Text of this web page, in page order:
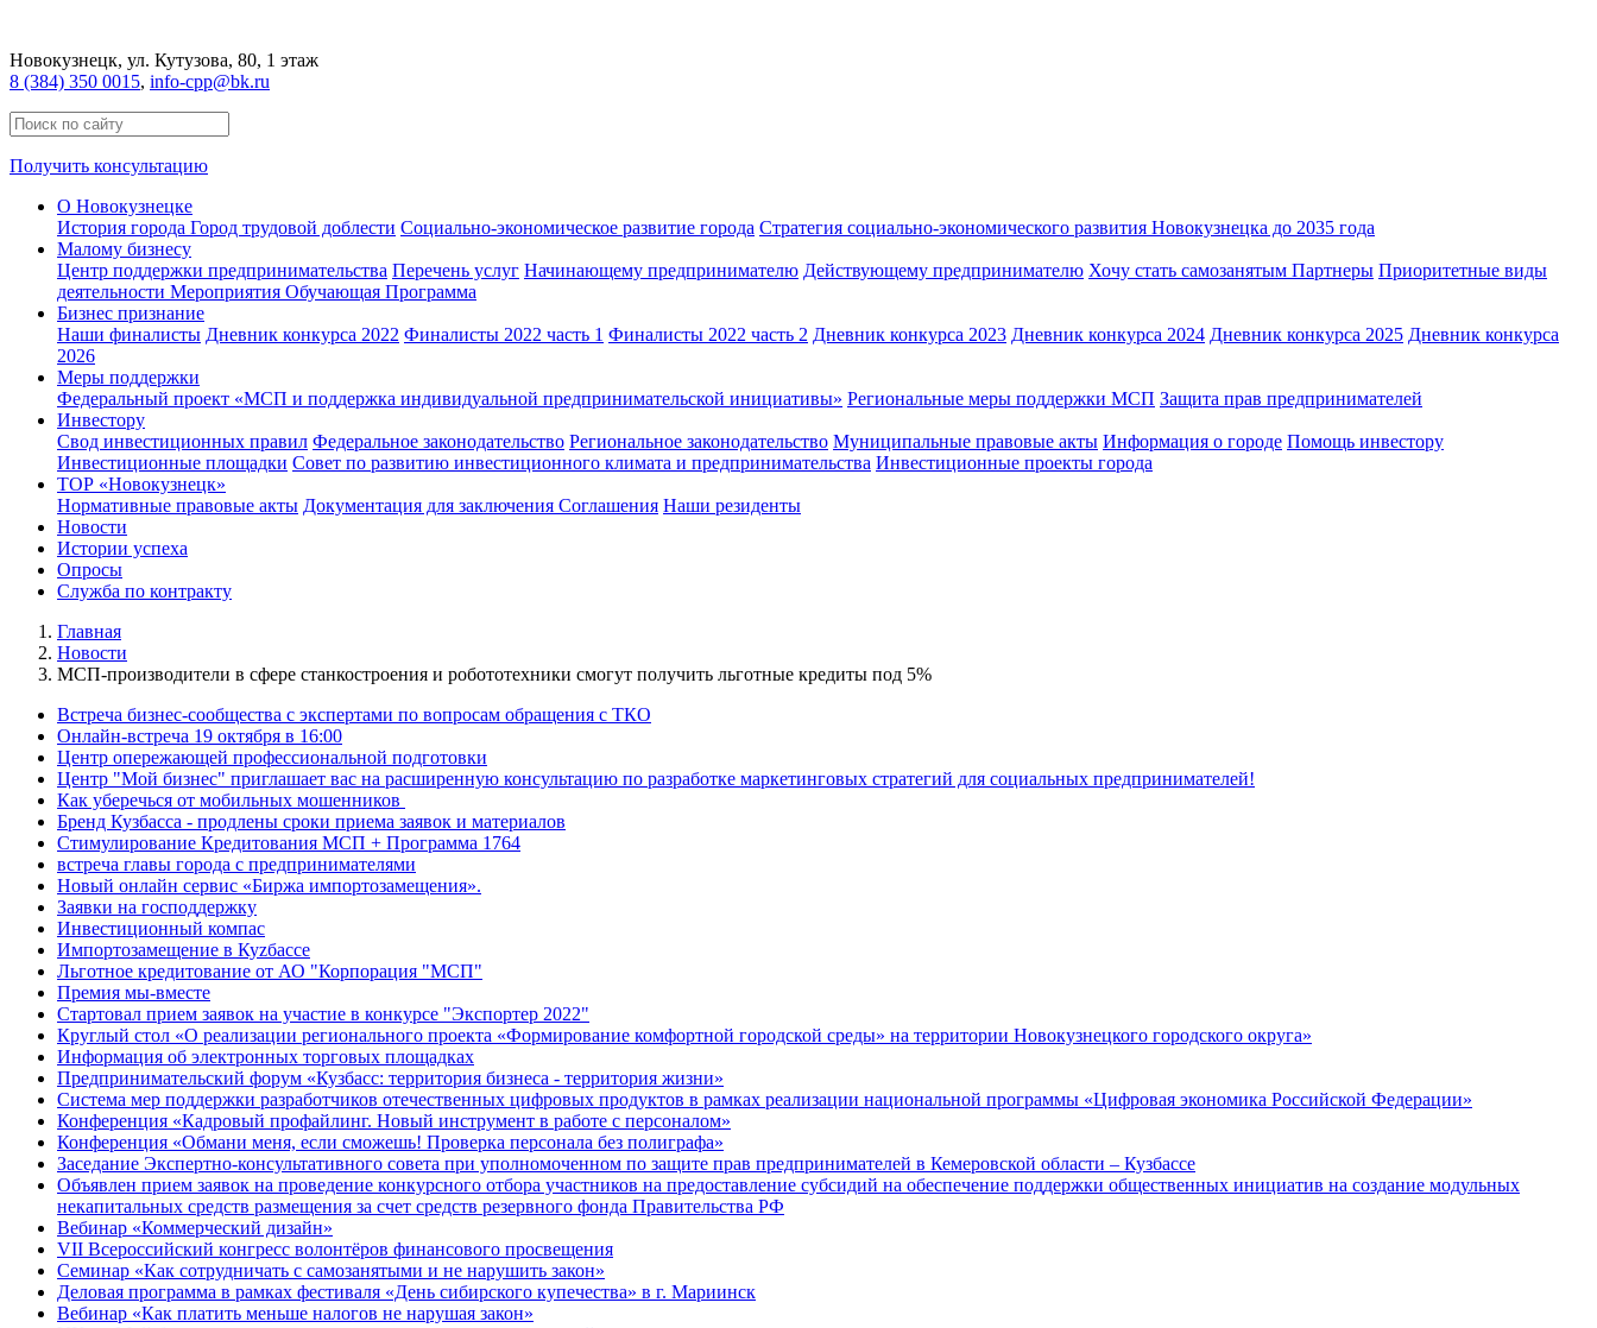
Новокузнецк, ул. Кутузова, 80, 1 этаж
8 (384) 350 0015, info-cpp@bk.ru
Получить консультацию
О Новокузнецке
История города Город трудовой доблести Социально-экономическое развитие города Стратегия социально-экономического развития Новокузнецка до 2035 года
Малому бизнесу
Центр поддержки предпринимательства Перечень услуг Начинающему предпринимателю Действующему предпринимателю Хочу стать самозанятым Партнеры Приоритетные виды
деятельности Мероприятия Обучающая Программа
Бизнес признание
Наши финалисты Дневник конкурса 2022 Финалисты 2022 часть 1 Финалисты 2022 часть 2 Дневник конкурса 2023 Дневник конкурса 2024 Дневник конкурса 2025 Дневник конкурса
2026
Меры поддержки
Федеральный проект «МСП и поддержка индивидуальной предпринимательской инициативы» Региональные меры поддержки МСП Защита прав предпринимателей
Инвестору
Свод инвестиционных правил Федеральное законодательство Региональное законодательство Муниципальные правовые акты Информация о городе Помощь инвестору
Инвестиционные площадки Совет по развитию инвестиционного климата и предпринимательства Инвестиционные проекты города
ТОР «Новокузнецк»
Нормативные правовые акты Документация для заключения Соглашения Наши резиденты
Новости
Истории успеха
Опросы
Служба по контракту
Главная
Новости
МСП-производители в сфере станкостроения и робототехники смогут получить льготные кредиты под 5%
Встреча бизнес-сообщества с экспертами по вопросам обращения с ТКО
Онлайн-встреча 19 октября в 16:00
Центр опережающей профессиональной подготовки
Центр "Мой бизнес" приглашает вас на расширенную консультацию по разработке маркетинговых стратегий для социальных предпринимателей!
Как уберечься от мобильных мошенников
Бренд Кузбасса - продлены сроки приема заявок и материалов
Стимулирование Кредитования МСП + Программа 1764
встреча главы города с предпринимателями
Новый онлайн сервис «Биржа импортозамещения».
Заявки на господдержку
Инвестиционный компас
Импортозамещение в Куzбассе
Льготное кредитование от АО "Корпорация "МСП"
Премия мы-вместе
Стартовал прием заявок на участие в конкурсе "Экспортер 2022"
Круглый стол «О реализации регионального проекта «Формирование комфортной городской среды» на территории Новокузнецкого городского округа»
Информация об электронных торговых площадках
Предпринимательский форум «Кузбасс: территория бизнеса - территория жизни»
Система мер поддержки разработчиков отечественных цифровых продуктов в рамках реализации национальной программы «Цифровая экономика Российской Федерации»
Конференция «Кадровый профайлинг. Новый инструмент в работе с персоналом»
Конференция «Обмани меня, если сможешь! Проверка персонала без полиграфа»
Заседание Экспертно-консультативного совета при уполномоченном по защите прав предпринимателей в Кемеровской области – Кузбассе
Объявлен прием заявок на проведение конкурсного отбора участников на предоставление субсидий на обеспечение поддержки общественных инициатив на создание модульных
некапитальных средств размещения за счет средств резервного фонда Правительства РФ
Вебинар «Коммерческий дизайн»
VII Всероссийский конгресс волонтёров финансового просвещения
Семинар «Как сотрудничать с самозанятыми и не нарушить закон»
Деловая программа в рамках фестиваля «День сибирского купечества» в г. Мариинск
Вебинар «Как платить меньше налогов не нарушая закон»